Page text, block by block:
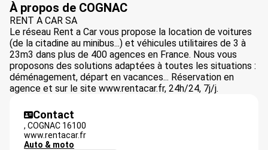
À propos de COGNAC
RENT A CAR SA
Le réseau Rent a Car vous propose la location de voitures
(de la citadine au minibus...) et véhicules utilitaires de 3 à
23m3 dans plus de 400 agences en France. Nous vous
proposons des solutions adaptées à toutes les situations :
déménagement, départ en vacances... Réservation en
agence et sur le site www.rentacar.fr, 24h/24, 7j/j.
Contact
, COGNAC 16100
www.rentacar.fr
Auto & moto